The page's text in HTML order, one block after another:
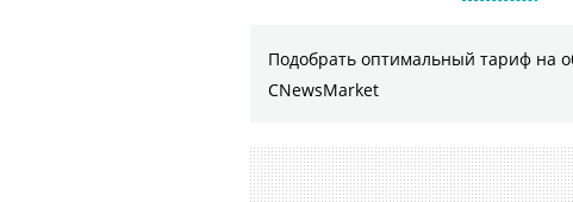
Подобрать оптимальный тариф на
CNewsMarket